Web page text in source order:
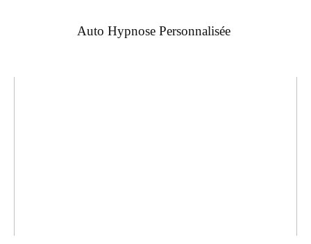
Auto Hypnose Personnalisée